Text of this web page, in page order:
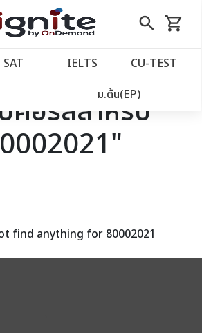
close
ไนท์
น
search
Skip
to
shopping_cart
รถเข็น
SAT IELTS CU‑TEST
ม.ต้น(EP)
อร์สสำหรับ
find anything for 80002021